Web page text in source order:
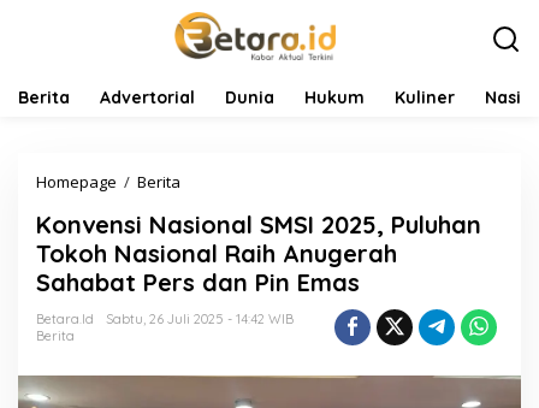
Berita Advertorial Dunia Hukum Kuliner
Homepage / Berita
n
v
e
n
s
a
Konvensi Nasional SMSI 2025, Puluhan
Tokoh Nasional Raih Anugerah
Sahabat Pers dan Pin Emas
Betara.id
Sabtu, 26 Juli 2025 - 14:42 WIB
Berita